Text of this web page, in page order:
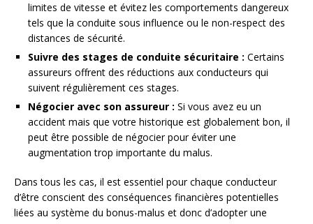
limites de vitesse et évitez les comportements dangereux
tels que la conduite sous influence ou le non-respect des
distances de sécurité.
Suivre des stages de conduite sécuritaire : Certains
assureurs offrent des réductions aux conducteurs qui
suivent régulièrement ces stages.
Négocier avec son assureur : Si vous avez eu un
accident mais que votre historique est globalement bon, il
peut être possible de négocier pour éviter une
augmentation trop importante du malus.
Dans tous les cas, il est essentiel pour chaque conducteur
d’être conscient des conséquences financières potentielles
liées au système du bonus-malus et donc d’adopter une